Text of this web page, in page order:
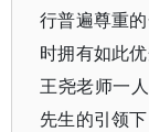
行普遍尊重
时拥有如此
王尧老师一
先生的引领